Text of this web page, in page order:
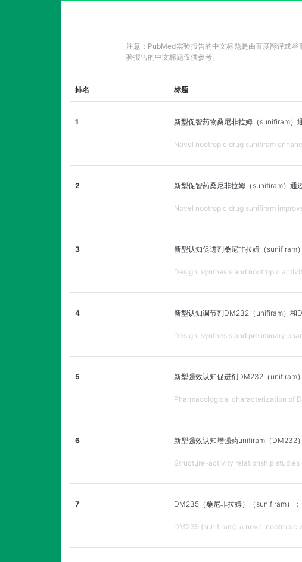
注意：PubMed实验报告的中文标题是由百度翻译或
验报告的中文标题仅供参考。
排名 标题
1 新型促智药物桑尼非拉姆（sunifiram）
Novel nootropic drug sunifiram
2 新型促智药桑尼非拉姆（sunifiram）通
Novel nootropic drug sunifiram
3 新型认知促进剂桑尼非拉姆（sunifiram
Design, synthesis and nootropic
4 新型认知调节剂DM232（unifiram）和
Design, synthesis and preliminary
5 新型强效认知促进剂DM232（unifiram
Pharmacological characterization of
6 新型强效认知增强药unifiram（DM232
Structure-activity relationship studies
7 DM235（桑尼非拉姆）（sunifiram）：
DM235 (sunifiram): a novel nootropic